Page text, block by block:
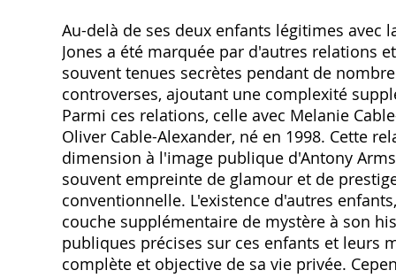
Au-delà de ses deux enfants légitimes avec
Jones a été marquée par d'autres relations
souvent tenues secrètes pendant de
controverses, ajoutant une complexité
Parmi ces relations, celle avec Melanie
Oliver Cable-Alexander, né en 1998. Cette
dimension à l'image publique d'Antony
souvent empreinte de glamour et de
conventionnelle. L'existence d'autres
couche supplémentaire de mystère à son
publiques précises sur ces enfants et leurs
complète et objective de sa vie privée.